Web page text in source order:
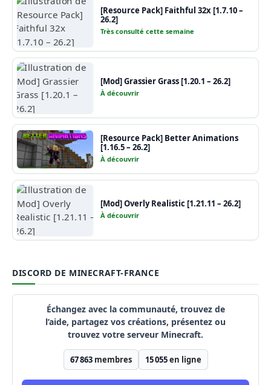
[Resource Pack] Faithful 32x [1.7.10 –
26.2]
Très consulté cette semaine
[Mod] Grassier Grass [1.20.1 – 26.2]
À découvrir
[Resource Pack] Better Animations
[1.16.5 – 26.2]
À découvrir
[Mod] Overly Realistic [1.21.11 – 26.2]
À découvrir
DISCORD DE MINECRAFT-FRANCE
Échangez avec la communauté, trouvez de
l’aide, partagez vos créations, présentez ou
trouvez votre serveur Minecraft.
67 863membres 15 055en ligne